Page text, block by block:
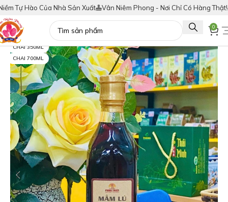
Hào Của Nhà Sản Xuất Vân Niêm Phong - Nơi Chỉ Có Hàng Thật! Tích
0
CHAI 350ML
CHAI 700ML